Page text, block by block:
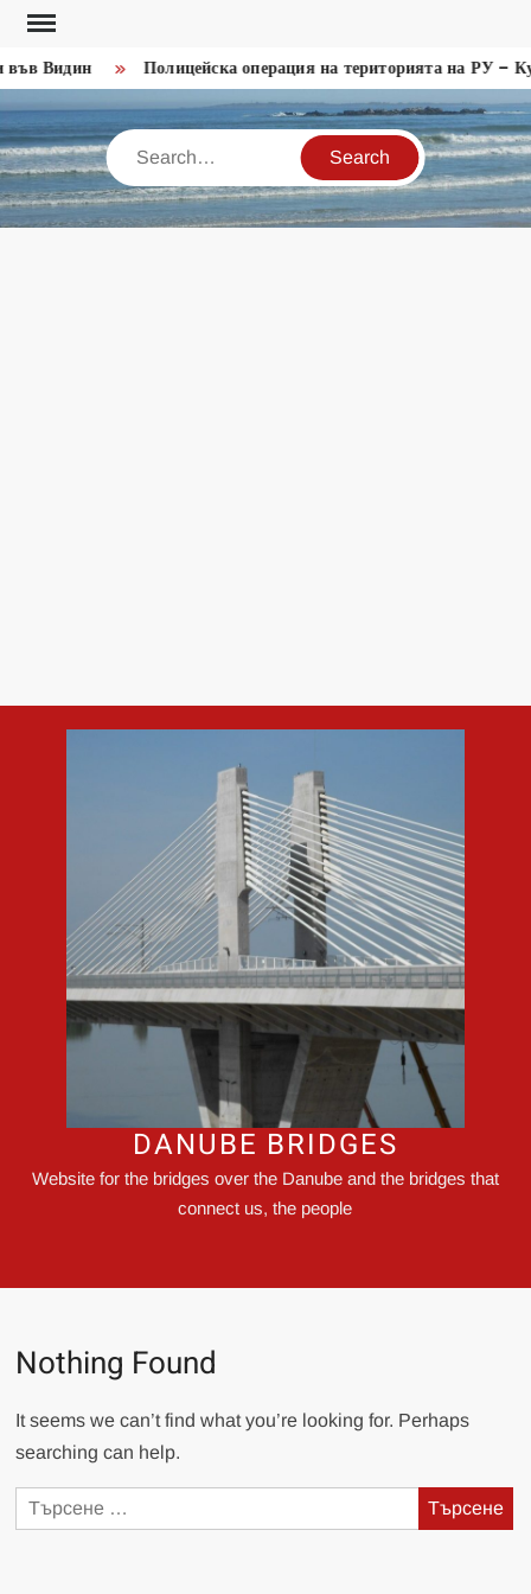
Skip
content
Видин Полицейска операция на територията на РУ –
Search
DANUBE BRIDGES
Website for the bridges over the Danube and the bridges that
connect us, the people
Nothing Found
It seems we can’t find what you’re looking for. Perhaps
searching can help.
Търсене
за: